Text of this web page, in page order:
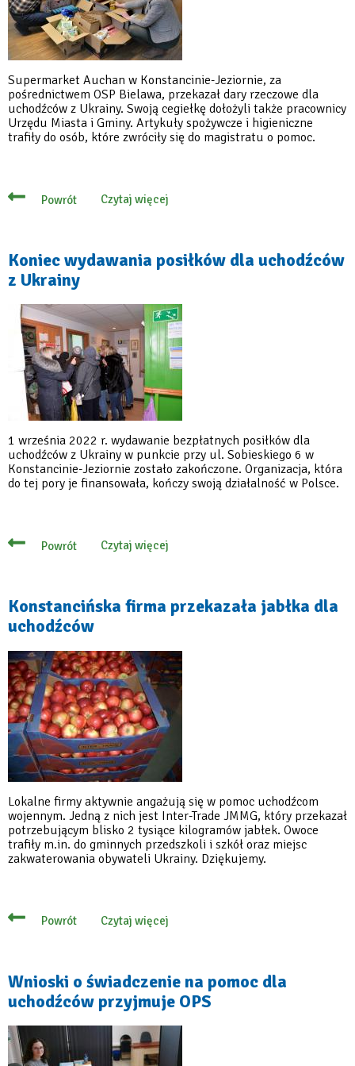
Supermarket Auchan w Konstancinie-Jeziornie, za
pośrednictwem OSP Bielawa, przekazał dary rzeczowe dla
uchodźców z Ukrainy. Swoją cegiełkę dołożyli także pracownicy
Urzędu Miasta i Gminy. Artykuły spożywcze i higieniczne
trafiły do osób, które zwróciły się do magistratu o pomoc.
Powrót Czytaj więcej
o
ukraińskich
Koniec wydawania posiłków dla uchodźców
z Ukrainy
1 września 2022 r. wydawanie bezpłatnych posiłków dla
uchodźców z Ukrainy w punkcie przy ul. Sobieskiego 6 w
Konstancinie-Jeziornie zostało zakończone. Organizacja, która
do tej pory je finansowała, kończy swoją działalność w Polsce.
Powrót Czytaj więcej
o
dla
uchodźców
Konstancińska firma przekazała jabłka dla
uchodźców
Lokalne firmy aktywnie angażują się w pomoc uchodźcom
wojennym. Jedną z nich jest Inter-Trade JMMG, który przekazał
potrzebującym blisko 2 tysiące kilogramów jabłek. Owoce
trafiły m.in. do gminnych przedszkoli i szkół oraz miejsc
zakwaterowania obywateli Ukrainy. Dziękujemy.
Powrót Czytaj więcej
o
jabłka
dla
uchodźców
Wnioski o świadczenie na pomoc dla
uchodźców przyjmuje OPS